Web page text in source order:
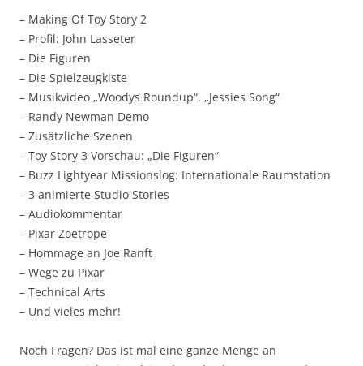
– Making Of Toy Story 2
– Profil: John Lasseter
– Die Figuren
– Die Spielzeugkiste
– Musikvideo „Woodys Roundup“, „Jessies Song“
– Randy Newman Demo
– Zusätzliche Szenen
– Toy Story 3 Vorschau: „Die Figuren“
– Buzz Lightyear Missionslog: Internationale Raumstation
– 3 animierte Studio Stories
– Audiokommentar
– Pixar Zoetrope
– Hommage an Joe Ranft
– Wege zu Pixar
– Technical Arts
– Und vieles mehr!
Noch Fragen? Das ist mal eine ganze Menge an